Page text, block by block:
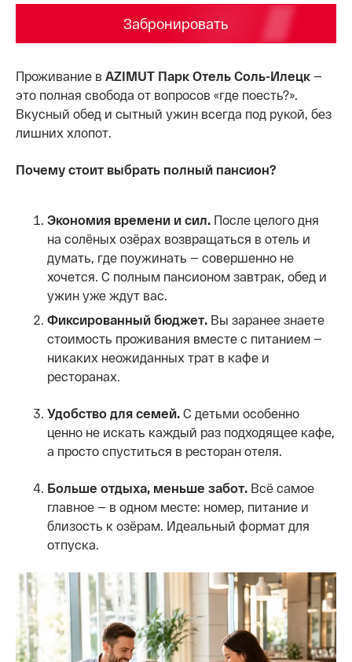
Забронировать
Проживание в AZIMUT Парк Отель Соль-Илецк —
это полная свобода от вопросов «где поесть?».
Вкусный обед и сытный ужин всегда под рукой, без
лишних хлопот.
Почему стоит выбрать полный пансион?
Экономия времени и сил. После целого дня
на солёных озёрах возвращаться в отель и
думать, где поужинать — совершенно не
хочется. С полным пансионом завтрак, обед и
ужин уже ждут вас.
Фиксированный бюджет. Вы заранее знаете
стоимость проживания вместе с питанием —
никаких неожиданных трат в кафе и
ресторанах.
Удобство для семей. С детьми особенно
ценно не искать каждый раз подходящее кафе,
а просто спуститься в ресторан отеля.
Больше отдыха, меньше забот. Всё самое
главное — в одном месте: номер, питание и
близость к озёрам. Идеальный формат для
отпуска.